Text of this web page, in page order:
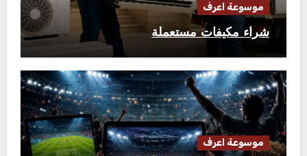
موسوعة اعرف
شراء مكيفات مستعملة
موسوعة اعرف